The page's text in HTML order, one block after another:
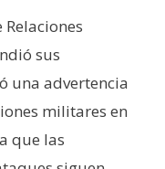
sus
una advertencia
militares en
que las